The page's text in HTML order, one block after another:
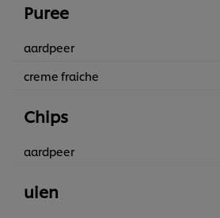
Puree
aardpeer
creme fraiche
Chips
aardpeer
uien